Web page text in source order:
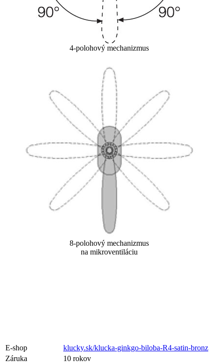
4-polohový mechanizmus
8-polohový mechanizmus
na mikroventiláciu
E-shop
klucky.sk/klucka-ginkgo-biloba-R4-satin-bronz
Záruka
10 rokov